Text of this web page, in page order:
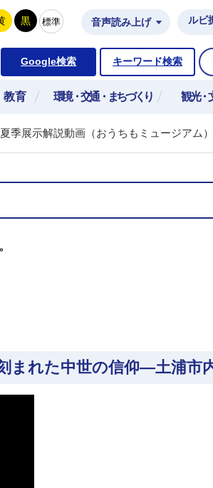
黒 標準 音声読み上げ ルビ
Google検索 キーワード検索
教育 環境・交通・まちづくり 観光・
夏季展示解説動画（おうちもミュージアム）
まれた中世の信仰―土浦市